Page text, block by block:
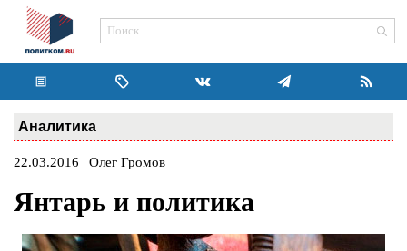
Аналитика
22.03.2016 | Олег Громов
Янтарь и политика